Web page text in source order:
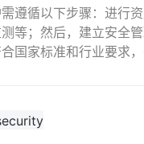
遵循以下步骤：进行
等；然后，建立安全
国家标准和行业要求